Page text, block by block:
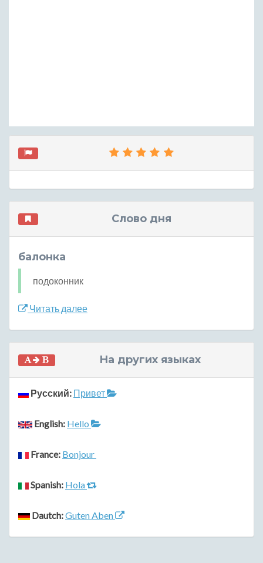
Слово дня
балонка
подоконник
Читать далее
На других языках
Русский: Привет
English: Hello
France: Bonjour
Spanish: Hola
Dautch:Guten Aben